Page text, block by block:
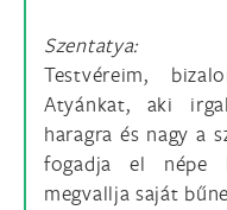
Szentatya:
Testvéreim,
Atyánkat, aki
haragra és nagy a
fogadja el népe
megvallja saját